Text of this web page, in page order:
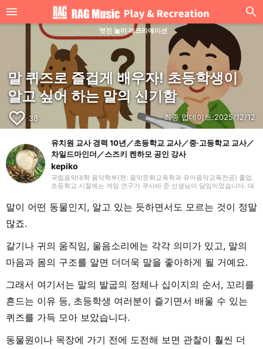
멋진 놀이·레크리에이션
말 퀴즈로 즐겁게 배우자! 초등학생이
알고 싶어 하는 말의 신기함
favorite_border 38 최종 업데이트:2025/12/12
유치원 교사 경력 10년／초등학교 교사／중·고등학교 교사／
차일드마인더／스즈키 켄하모 공인 강사
kepiko
국립음악대학 음악학부(현: 음악문화교육학과 유아음악교육전공) 졸업.
초등학교 시절에는 게임 연구가 쿠사바 준 선생님이 담임이었습니다. 대
뒤, 싱가포르의 국제학교에서 음악 교사로 부임. 음악 교육뿐만 아니라
일본 문화와 전승 놀이, 레크리에이션 등을 전하는 활동도 하며 많은 아
웃풋을 소중히 하며 음악과 아이들과 관련된 분야를 중심으로 실천에 도
움이 되는 정보를 전해드립니다. 취미는 악기, 노래, 수공예, 장난감, 그림
그리기, 전승 놀이, 아웃도어, 책, 공작, 크래프트. 특기는 팽이 기술.
말이 어떤 동물인지, 알고 있는 듯하면서도 모르는 것이 정말
많죠.
갈기나 귀의 움직임, 울음소리에는 각각 의미가 있고, 말의
마음과 몸의 구조를 알면 더더욱 말을 좋아하게 될 거예요.
그래서 여기서는 말의 발굽의 정체나 십이지의 순서, 꼬리를
흔드는 이유 등, 초등학생 여러분이 즐기면서 배울 수 있는
퀴즈를 가득 모아 보았습니다.
동물원이나 목장에 가기 전에 도전해 보면 관찰이 훨씬 더